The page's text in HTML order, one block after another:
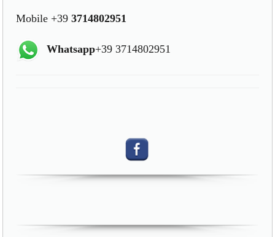
Mobile +393714802951
Whatsapp+39 3714802951